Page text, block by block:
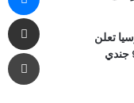
تعلن
القضاء على أكثر من 900 جندي